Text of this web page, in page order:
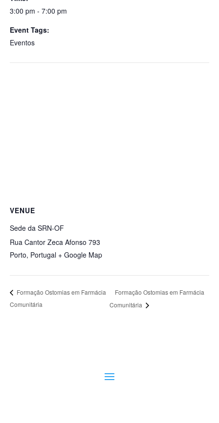
3:00 pm - 7:00 pm
Event Tags:
Eventos
VENUE
Sede da SRN-OF
Rua Cantor Zeca Afonso 793
Porto, Portugal + Google Map
Formação Ostomias em Farmácia
Comunitária
Formação Ostomias em Farmácia
Comunitária